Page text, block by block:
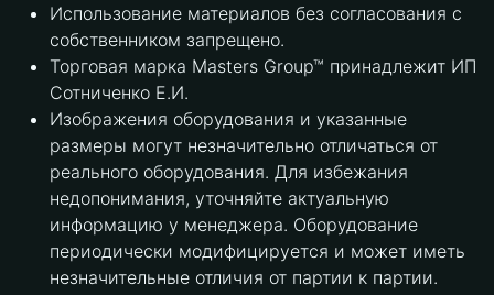
Использование материалов без согласования с
собственником запрещено.
Торговая марка Masters Group™ принадлежит ИП
Сотниченко Е.И.
Изображения оборудования и указанные
размеры могут незначительно отличаться от
реального оборудования. Для избежания
недопонимания, уточняйте актуальную
информацию у менеджера. Оборудование
периодически модифицируется и может иметь
незначительные отличия от партии к партии.